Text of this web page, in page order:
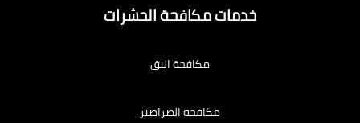
خدمات مكافحة الحشرات
مكافحة البق
مكافحة الصراصير